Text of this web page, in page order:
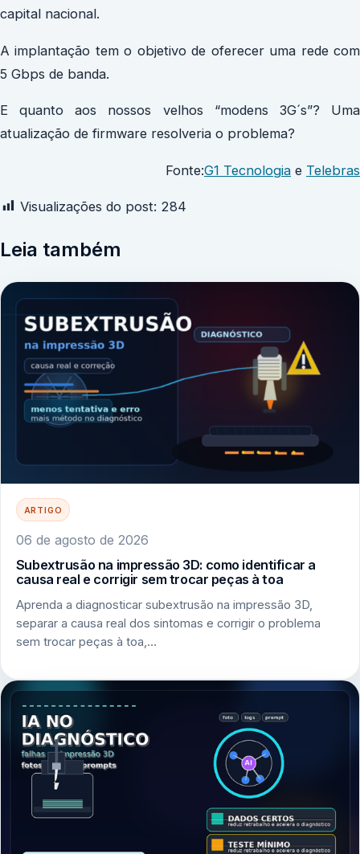
capital nacional.
A implantação tem o objetivo de oferecer uma rede com
5 Gbps de banda.
E quanto aos nossos velhos “modens 3G´s”? Uma
atualização de firmware resolveria o problema?
Fonte:G1 Tecnologia e Telebras
Visualizações do post: 284
Leia também
ARTIGO
06 de agosto de 2026
Subextrusão na impressão 3D: como identificar a
causa real e corrigir sem trocar peças à toa
Aprenda a diagnosticar subextrusão na impressão 3D,
separar a causa real dos sintomas e corrigir o problema
sem trocar peças à toa,…